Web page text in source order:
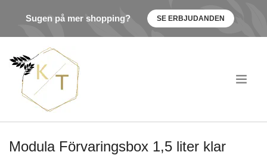
Sugen på mer shopping? SE ERBJUDANDEN
Modula Förvaringsbox 1,5 liter klar